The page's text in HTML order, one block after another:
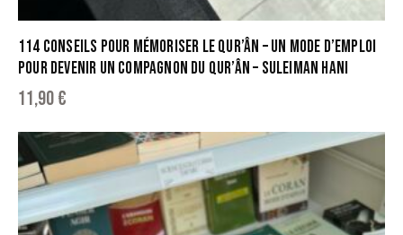
114 CONSEILS POUR MÉMORISER LE QUR’ÂN – UN MODE D’EMPLOI
POUR DEVENIR UN COMPAGNON DU QUR’ÂN – SULEIMAN HANI
11,90€